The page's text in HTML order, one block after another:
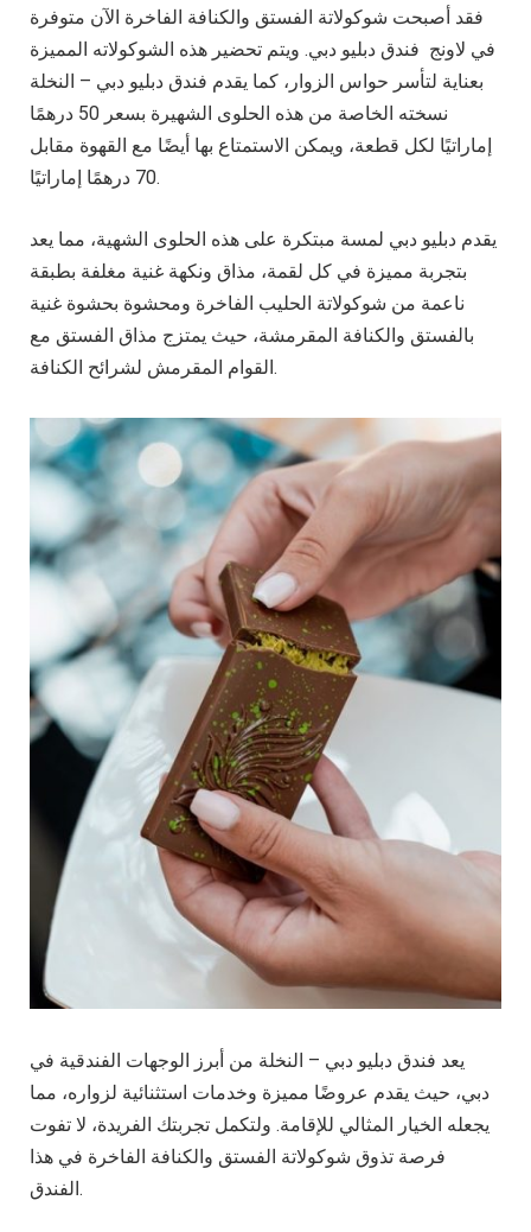
فقد أصبحت شوكولاتة الفستق والكنافة الفاخرة الآن متوفرة
في لاونج فندق دبليو دبي. ويتم تحضير هذه الشوكولاته المميزة
بعناية لتأسر حواس الزوار، كما يقدم فندق دبليو دبي – النخلة
نسخته الخاصة من هذه الحلوى الشهيرة بسعر 50 درهمًا
إماراتيًا لكل قطعة، ويمكن الاستمتاع بها أيضًا مع القهوة مقابل
70 درهمًا إماراتيًا.
يقدم دبليو دبي لمسة مبتكرة على هذه الحلوى الشهية، مما يعد
بتجربة مميزة في كل لقمة، مذاق ونكهة غنية مغلفة بطبقة
ناعمة من شوكولاتة الحليب الفاخرة ومحشوة بحشوة غنية
بالفستق والكنافة المقرمشة، حيث يمتزج مذاق الفستق مع
القوام المقرمش لشرائح الكنافة.
يعد فندق دبليو دبي – النخلة من أبرز الوجهات الفندقية في
دبي، حيث يقدم عروضًا مميزة وخدمات استثنائية لزواره، مما
يجعله الخيار المثالي للإقامة. ولتكمل تجربتك الفريدة، لا تفوت
فرصة تذوق شوكولاتة الفستق والكنافة الفاخرة في هذا
الفندق.